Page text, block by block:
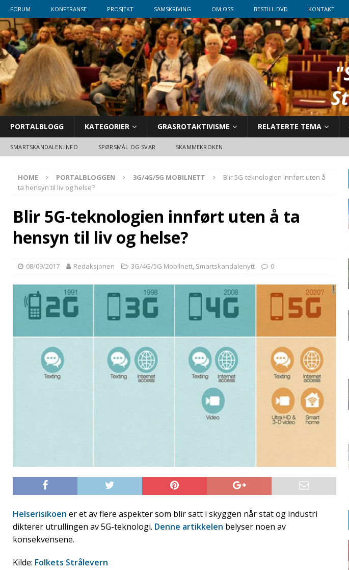
FORUM KONFERANSE PROSJEKT SAMSKRIVING OM OSS BESTILL DVD KONTAKT
PORTALBLOGG KATEGORIER GRASROTAKTIVISME RELATERTE TEMA
SMARTSKANDALEN.INFO SPØRSMÅL OG SVAR SKAMMEKROKEN
HOME PORTALBLOGGEN 3G/4G/5G MOBILNETT
Blir 5G-teknologien innført uten å
ta hensyn til liv og helse?
Blir 5G-teknologien innført uten å ta
hensyn til liv og helse?
08/09/2017 Redaksjonen 3G/4G/5G Mobilnett, Smartskandalenytt 0
Helserisikoen er et av flere aspekter som blir satt i skyggen når stat og industri
dikterer utrullingen av 5G-teknologi. Denne artikkelen belyser noen av
konsekvensene.
Kilde: Folkets Strålevern